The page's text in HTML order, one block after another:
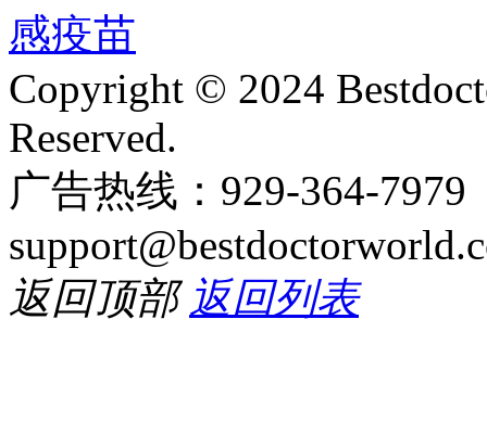
Copyright © 2024
Reserved.
广告热线：929-364-
返回顶部 返回列表